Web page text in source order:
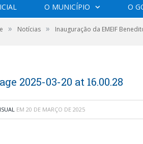
O MUNICÍPIO O
» Notícias » Inauguração da EMEIF
2025-03-20 at 16.00.28
EM 20 DE MARÇO DE 2025